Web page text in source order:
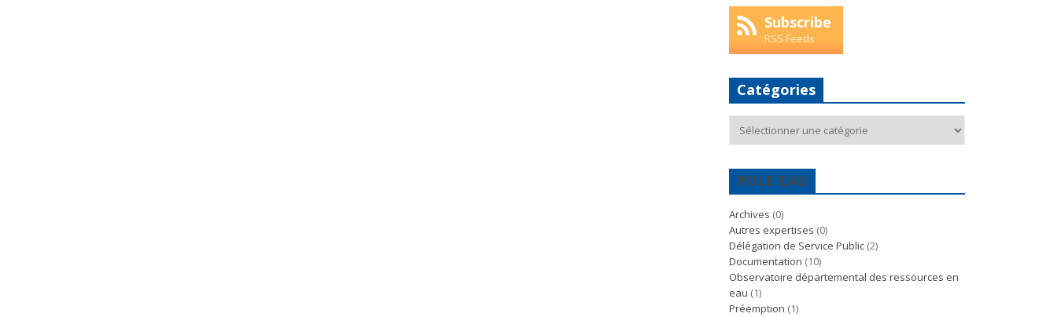
Subscribe
RSS Feeds
Catégories
POLE EAU
Archives (0)
Autres expertises (0)
Délégation de Service Public (2)
Documentation (10)
Observatoire départemental des ressources en
eau (1)
Préemption (1)